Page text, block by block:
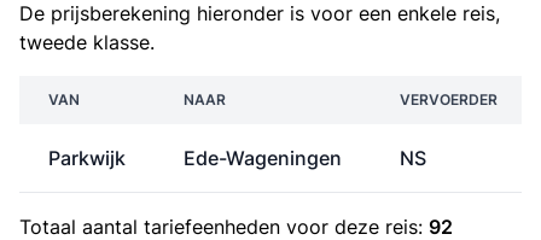
De prijsberekening hieronder is voor een enkele reis,
tweede klasse.
VAN NAAR VERVOERDER
Parkwijk Ede-Wageningen NS
Totaal aantal tariefeenheden voor deze reis: 92